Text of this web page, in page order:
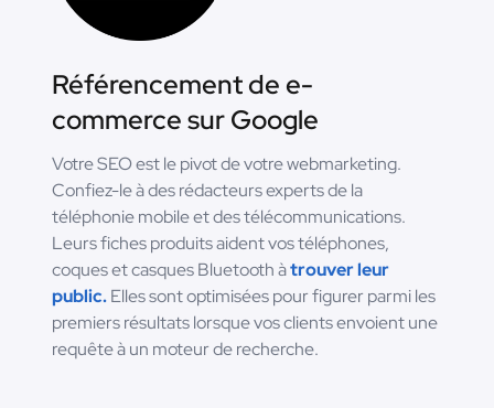
Référencement de e-
commerce sur Google
Votre SEO est le pivot de votre webmarketing.
Confiez-le à des rédacteurs experts de la
téléphonie mobile et des télécommunications.
Leurs fiches produits aident vos téléphones,
coques et casques Bluetooth àtrouver leur
public.Elles sont optimisées pour figurer parmi les
premiers résultats lorsque vos clients envoient une
requête à un moteur de recherche.